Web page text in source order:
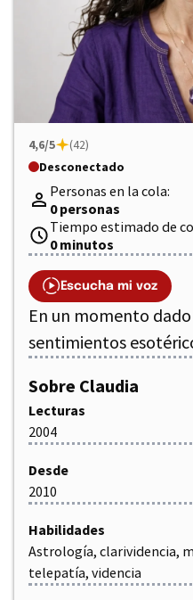
4,6/5
(42)
Desconectado
Personas en la cola:
0 personas
Tiempo estimado de
0 minutos
Escucha mi voz
En un momento
sentimientos
Sobre Claudia
Lecturas
2004
Desde
2010
Habilidades
Astrología, clarividencia,
telepatía, videncia